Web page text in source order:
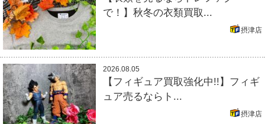
で！】秋冬の衣類買取...
摂津店
2026.08.05
【フィギュア買取強化中!!】フィギ
ュア売るならト...
摂津店